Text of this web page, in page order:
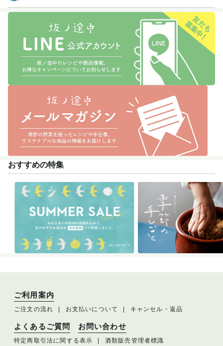
おすすめの特集
ご利用案内
ご注文の流れ お支払いについて キャンセル・返品
よくあるご質問 お問い合わせ
特定商取引法に関する表示 酒類販売管理者標識